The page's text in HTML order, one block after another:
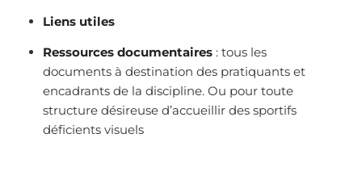
Liens utiles
Ressources documentaires : tous les
documents à destination des pratiquants et
encadrants de la discipline. Ou pour toute
structure désireuse d’accueillir des sportifs
déficients visuels